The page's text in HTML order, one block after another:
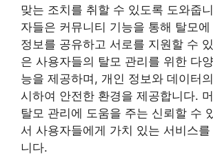
맞는 조치를 취할 수 있도록 도와줍
자들은 커뮤니티 기능을 통해 탈모
정보를 공유하고 서로를 지원할 수
은 사용자들의 탈모 관리를 위한 다
능을 제공하며, 개인 정보와 데이터
시하여 안전한 환경을 제공합니다.
탈모 관리에 도움을 주는 신뢰할 수
서 사용자들에게 가치 있는 서비스
니다.